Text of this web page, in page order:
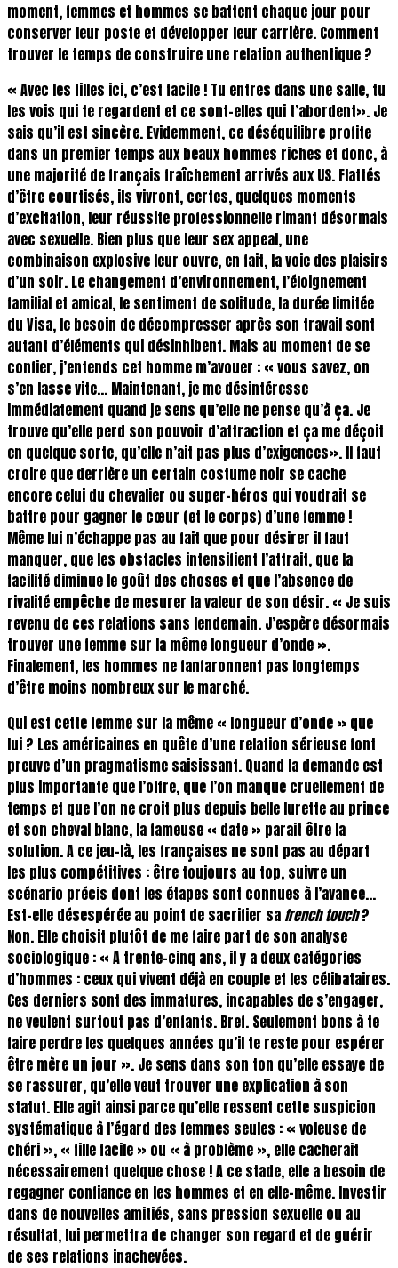
moment, femmes et hommes se battent chaque jour pour
conserver leur poste et développer leur carrière. Comment
trouver le temps de construire une relation authentique ?
« Avec les filles ici, c’est facile ! Tu entres dans une salle, tu
les vois qui te regardent et ce sont-elles qui t’abordent». Je
sais qu’il est sincère. Evidemment, ce déséquilibre profite
dans un premier temps aux beaux hommes riches et donc, à
une majorité de français fraîchement arrivés aux US. Flattés
d’être courtisés, ils vivront, certes, quelques moments
d’excitation, leur réussite professionnelle rimant désormais
avec sexuelle. Bien plus que leur sex appeal, une
combinaison explosive leur ouvre, en fait, la voie des plaisirs
d’un soir. Le changement d’environnement, l’éloignement
familial et amical, le sentiment de solitude, la durée limitée
du Visa, le besoin de décompresser après son travail sont
autant d’éléments qui désinhibent. Mais au moment de se
confier, j’entends cet homme m’avouer : « vous savez, on
s’en lasse vite… Maintenant, je me désintéresse
immédiatement quand je sens qu’elle ne pense qu’à ça. Je
trouve qu’elle perd son pouvoir d’attraction et ça me déçoit
en quelque sorte, qu’elle n’ait pas plus d’exigences». Il faut
croire que derrière un certain costume noir se cache
encore celui du chevalier ou super-héros qui voudrait se
battre pour gagner le cœur (et le corps) d’une femme !
Même lui n’échappe pas au fait que pour désirer il faut
manquer, que les obstacles intensifient l’attrait, que la
facilité diminue le goût des choses et que l’absence de
rivalité empêche de mesurer la valeur de son désir. « Je suis
revenu de ces relations sans lendemain. J’espère désormais
trouver une femme sur la même longueur d’onde ».
Finalement, les hommes ne fanfaronnent pas longtemps
d’être moins nombreux sur le marché.
Qui est cette femme sur la même « longueur d’onde » que
lui ? Les américaines en quête d’une relation sérieuse font
preuve d’un pragmatisme saisissant. Quand la demande est
plus importante que l’offre, que l’on manque cruellement de
temps et que l’on ne croit plus depuis belle lurette au prince
et son cheval blanc, la fameuse « date » parait être la
solution. A ce jeu-là, les françaises ne sont pas au départ
les plus compétitives : être toujours au top, suivre un
scénario précis dont les étapes sont connues à l’avance…
Est-elle désespérée au point de sacrifier sa french touch?
Non. Elle choisit plutôt de me faire part de son analyse
sociologique : « A trente-cinq ans, il y a deux catégories
d’hommes : ceux qui vivent déjà en couple et les célibataires.
Ces derniers sont des immatures, incapables de s’engager,
ne veulent surtout pas d’enfants. Bref. Seulement bons à te
faire perdre les quelques années qu’il te reste pour espérer
être mère un jour ». Je sens dans son ton qu’elle essaye de
se rassurer, qu’elle veut trouver une explication à son
statut. Elle agit ainsi parce qu’elle ressent cette suspicion
systématique à l’égard des femmes seules : « voleuse de
chéri », « fille facile » ou « à problème », elle cacherait
nécessairement quelque chose ! A ce stade, elle a besoin de
regagner confiance en les hommes et en elle-même. Investir
dans de nouvelles amitiés, sans pression sexuelle ou au
résultat, lui permettra de changer son regard et de guérir
de ses relations inachevées.